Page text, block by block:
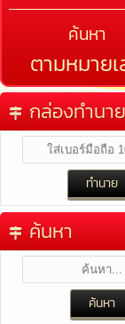
ค้นหา
ตามหมาย
กล่องทำนา
ค้นหา